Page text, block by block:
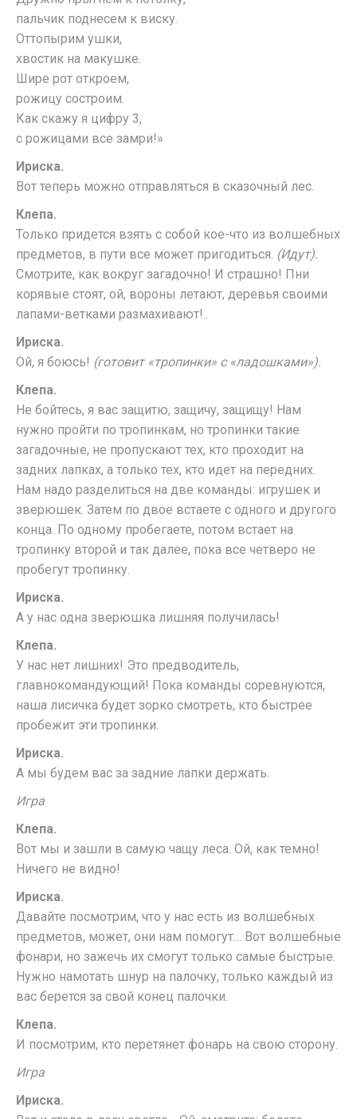
пальчик поднесем к виску.
Оттопырим ушки,
хвостик на макушке.
Шире рот откроем,
рожицу состроим.
Как скажу я цифру 3,
с рожицами все замри!»
Ириска.
Вот теперь можно отправляться в сказочный лес.
Клепа.
Только придется взять с собой кое-что из волшебных
предметов, в пути все может пригодиться. (Идут).
Смотрите, как вокруг загадочно! И страшно! Пни
корявые стоят, ой, вороны летают, деревья своими
лапами-ветками размахивают!..
Ириска.
Ой, я боюсь! (готовит «тропинки» с «ладошками»).
Клепа.
Не бойтесь, я вас защитю, защичу, защищу! Нам
нужно пройти по тропинкам, но тропинки такие
загадочные, не пропускают тех, кто проходит на
задних лапках, а только тех, кто идет на передних.
Нам надо разделиться на две команды: игрушек и
зверюшек. Затем по двое встаете с одного и другого
конца. По одному пробегаете, потом встает на
тропинку второй и так далее, пока все четверо не
пробегут тропинку.
Ириска.
А у нас одна зверюшка лишняя получилась!
Клепа.
У нас нет лишних! Это предводитель,
главнокомандующий! Пока команды соревнуются,
наша лисичка будет зорко смотреть, кто быстрее
пробежит эти тропинки.
Ириска.
А мы будем вас за задние лапки держать.
Игра
Клепа.
Вот мы и зашли в самую чащу леса. Ой, как темно!
Ничего не видно!
Ириска.
Давайте посмотрим, что у нас есть из волшебных
предметов, может, они нам помогут… Вот волшебные
фонари, но зажечь их смогут только самые быстрые.
Нужно намотать шнур на палочку, только каждый из
вас берется за свой конец палочки.
Клепа.
И посмотрим, кто перетянет фонарь на свою сторону.
Игра
Ириска.